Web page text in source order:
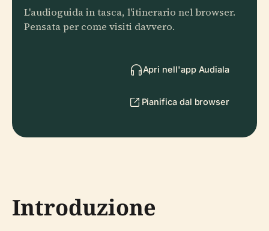
L'audioguida in tasca, l'itinerario nel browser.
Pensata per come visiti davvero.
Apri nell'app Audiala
Pianifica dal browser
Introduzione